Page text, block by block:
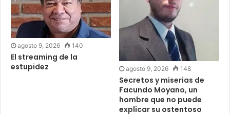
agosto 9, 2026 140
El streaming de la
estupidez
agosto 9, 2026 148
Secretos y miserias de
Facundo Moyano, un
hombre que no puede
explicar su ostentoso